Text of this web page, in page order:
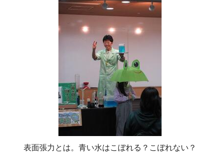
表面張力とは。青い水はこぼれる？こぼれない？